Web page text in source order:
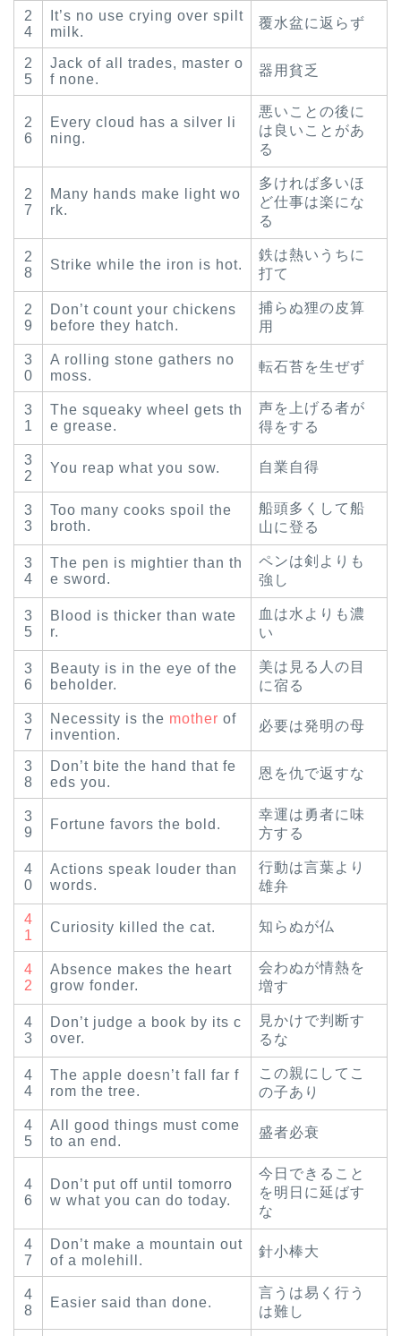
2
4
It’s no use crying over spilt
milk.
覆水盆に返らず
2
5
Jack of all trades, master o
f none.
器用貧乏
2
6
Every cloud has a silver li
ning.
悪いことの後に
は良いことがあ
る
2
7
Many hands make light wo
rk.
多ければ多いほ
ど仕事は楽にな
る
2
8
Strike while the iron is hot.
鉄は熱いうちに
打て
2
9
Don’t count your chickens
before they hatch.
捕らぬ狸の皮算
用
3
0
A rolling stone gathers no
moss.
転石苔を生ぜず
3
1
The squeaky wheel gets th
e grease.
声を上げる者が
得をする
3
2
You reap what you sow. 自業自得
3
3
Too many cooks spoil the
broth.
船頭多くして船
山に登る
3
4
The pen is mightier than th
e sword.
ペンは剣よりも
強し
3
5
Blood is thicker than wate
r.
血は水よりも濃
い
3
6
Beauty is in the eye of the
beholder.
美は見る人の目
に宿る
3
7
Necessity is the mother of
invention.
必要は発明の母
3
8
Don’t bite the hand that fe
eds you.
恩を仇で返すな
3
9
Fortune favors the bold.
幸運は勇者に味
方する
4
0
Actions speak louder than
words.
行動は言葉より
雄弁
4
1
Curiosity killed the cat. 知らぬが仏
4
2
Absence makes the heart
grow fonder.
会わぬが情熱を
増す
4
3
Don’t judge a book by its c
over.
見かけで判断す
るな
4
4
The apple doesn’t fall far f
rom the tree.
この親にしてこ
の子あり
4
5
All good things must come
to an end.
盛者必衰
4
6
Don’t put off until tomorro
w what you can do today.
今日できること
を明日に延ばす
な
4
7
Don’t make a mountain out
of a molehill.
針小棒大
4
8
Easier said than done.
言うは易く行う
は難し